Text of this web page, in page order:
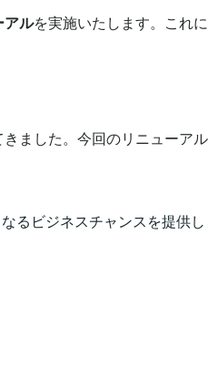
アルを実施いたします。これに
ました。今回のリニューア
ビジネスチャンスを提供し